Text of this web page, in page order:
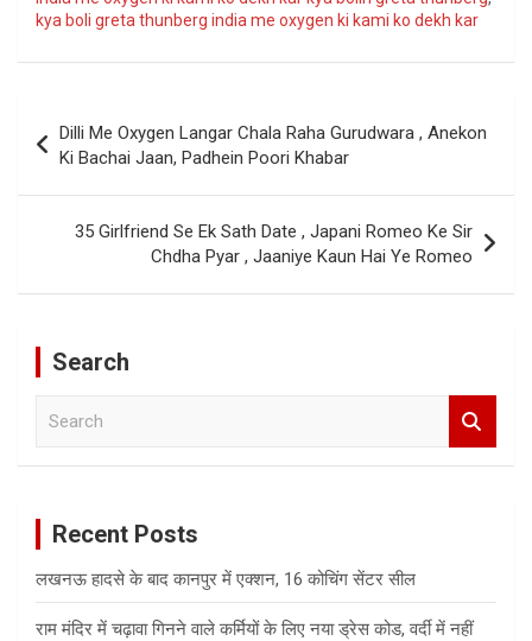
kya boli greta thunberg india me oxygen ki kami ko dekh kar
navigation
Dilli Me Oxygen Langar Chala Raha Gurudwara , Anekon
Ki Bachai Jaan, Padhein Poori Khabar
35 Girlfriend Se Ek Sath Date , Japani Romeo Ke Sir
Chdha Pyar , Jaaniye Kaun Hai Ye Romeo
Search
Recent Posts
लखनऊ हादसे के बाद कानपुर में एक्शन, 16 कोचिंग सेंटर सील
राम मंदिर में चढ़ावा गिनने वाले कर्मियों के लिए नया ड्रेस कोड, वर्दी में नहीं